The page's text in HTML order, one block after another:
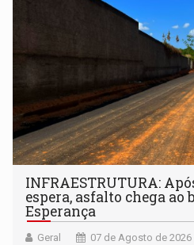
INFRAESTRUTURA:
espera, asfalto chega ao
Esperança
Geral 07 de Agosto de 2026